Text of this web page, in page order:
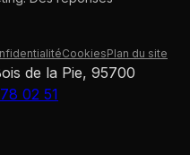
CookiesPlan du site
de la Pie, 95700
02 51